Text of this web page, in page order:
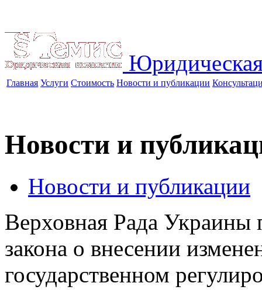
Главная Услуги Стоимость Новости и публикации
Новости и
Новости и публикации
Верховная Рада Украины
закона о внесении
государственном